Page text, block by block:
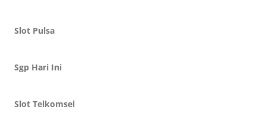
Slot Pulsa
Sgp Hari Ini
Slot Telkomsel